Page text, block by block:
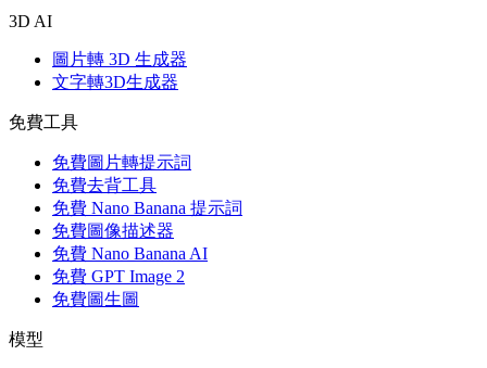
3D AI
圖片轉 3D 生成器
文字轉3D生成器
免費工具
免費圖片轉提示詞
免費去背工具
免費 Nano Banana 提示詞
免費圖像描述器
免費 Nano Banana AI
免費 GPT Image 2
免費圖生圖
模型